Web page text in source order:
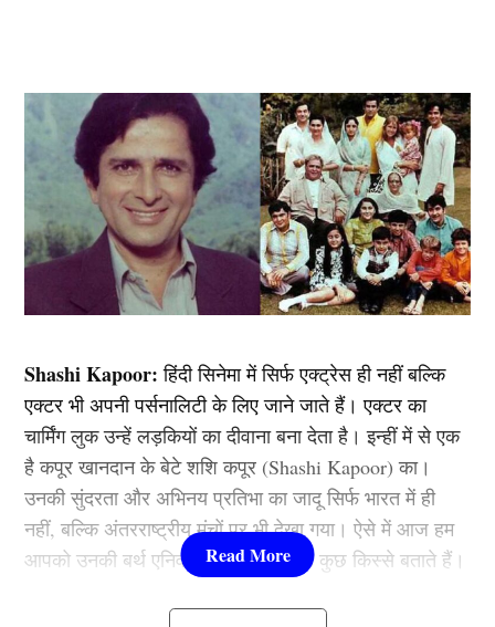
Shashi Kapoor: हिंदी सिनेमा में सिर्फ एक्ट्रेस ही नहीं बल्कि
एक्टर भी अपनी पर्सनालिटी के लिए जाने जाते हैं। एक्टर का
चार्मिंग लुक उन्हें लड़कियों का दीवाना बना देता है। इन्हीं में से एक
है कपूर खानदान के बेटे शशि कपूर (Shashi Kapoor) का।
उनकी सुंदरता और अभिनय प्रतिभा का जादू सिर्फ भारत में ही
नहीं, बल्कि अंतरराष्ट्रीय मंचों पर भी देखा गया। ऐसे में आज हम
आपको उनकी बर्थ एनिवर्सिरी पर उनसे जुड़े कुछ किस्से बताते हैं।